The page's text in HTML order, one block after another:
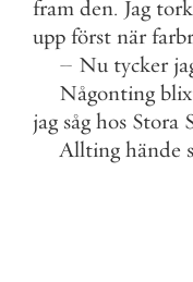
fram den. Jag
upp först när
– Nu tycker
Någonting
jag såg hos Stora
Allting hände